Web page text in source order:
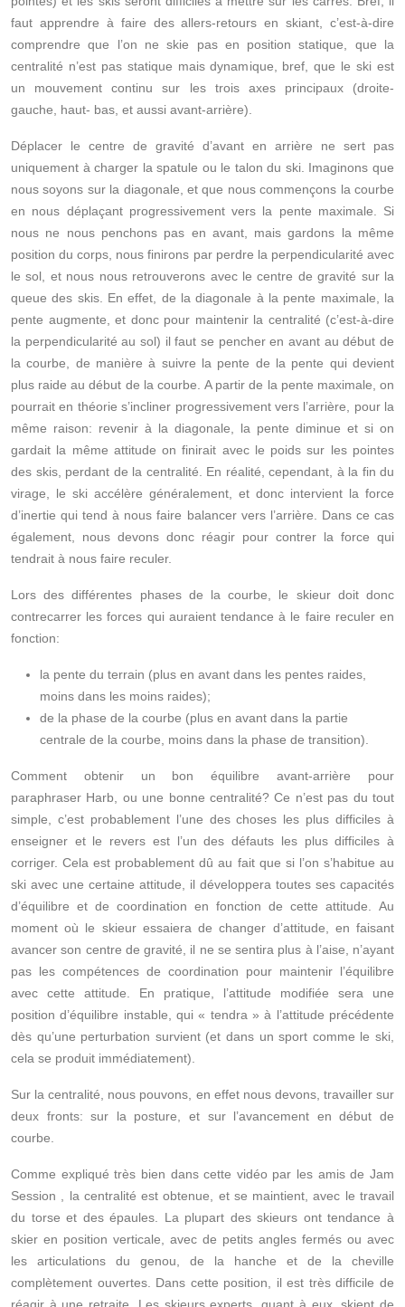
faut apprendre à faire des allers-retours en skiant, c’est-à-dire
comprendre que l’on ne skie pas en position statique, que la
centralité n’est pas statique mais dynamique, bref, que le ski est
un mouvement continu sur les trois axes principaux (droite-
gauche, haut- bas, et aussi avant-arrière).
Déplacer le centre de gravité d’avant en arrière ne sert pas
uniquement à charger la spatule ou le talon du ski. Imaginons que
nous soyons sur la diagonale, et que nous commençons la courbe
en nous déplaçant progressivement vers la pente maximale. Si
nous ne nous penchons pas en avant, mais gardons la même
position du corps, nous finirons par perdre la perpendicularité avec
le sol, et nous nous retrouverons avec le centre de gravité sur la
queue des skis. En effet, de la diagonale à la pente maximale, la
pente augmente, et donc pour maintenir la centralité (c’est-à-dire
la perpendicularité au sol) il faut se pencher en avant au début de
la courbe, de manière à suivre la pente de la pente qui devient
plus raide au début de la courbe. A partir de la pente maximale, on
pourrait en théorie s’incliner progressivement vers l’arrière, pour la
même raison: revenir à la diagonale, la pente diminue et si on
gardait la même attitude on finirait avec le poids sur les pointes
des skis, perdant de la centralité. En réalité, cependant, à la fin du
virage, le ski accélère généralement, et donc intervient la force
d’inertie qui tend à nous faire balancer vers l’arrière. Dans ce cas
également, nous devons donc réagir pour contrer la force qui
tendrait à nous faire reculer.
Lors des différentes phases de la courbe, le skieur doit donc
contrecarrer les forces qui auraient tendance à le faire reculer en
fonction:
la pente du terrain (plus en avant dans les pentes raides,
moins dans les moins raides);
de la phase de la courbe (plus en avant dans la partie
centrale de la courbe, moins dans la phase de transition).
Comment obtenir un bon équilibre avant-arrière pour
paraphraser Harb , ou une bonne centralité? Ce n’est pas du tout
simple, c’est probablement l’une des choses les plus difficiles à
enseigner et le revers est l’un des défauts les plus difficiles à
corriger. Cela est probablement dû au fait que si l’on s’habitue au
ski avec une certaine attitude, il développera toutes ses capacités
d’équilibre et de coordination en fonction de cette attitude. Au
moment où le skieur essaiera de changer d’attitude, en faisant
avancer son centre de gravité, il ne se sentira plus à l’aise, n’ayant
pas les compétences de coordination pour maintenir l’équilibre
avec cette attitude. En pratique, l’attitude modifiée sera une
position d’équilibre instable, qui « tendra » à l’attitude précédente
dès qu’une perturbation survient (et dans un sport comme le ski,
cela se produit immédiatement).
Sur la centralité, nous pouvons, en effet nous devons, travailler sur
deux fronts: sur la posture, et sur l’avancement en début de
courbe.
Comme expliqué très bien danscette vidéo par les amis de Jam
Session , la centralité est obtenue, et se maintient, avec le travail
du torse et des épaules. La plupart des skieurs ont tendance à
skier en position verticale, avec de petits angles fermés ou avec
les articulations du genou, de la hanche et de la cheville
complètement ouvertes. Dans cette position, il est très difficile de